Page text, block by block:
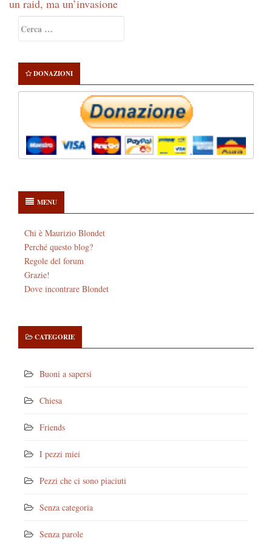
un raid, ma un’invasione
Sidebar
per:
DONAZIONI
MENU
Chi è Maurizio Blondet
Perché questo blog?
Regole del forum
Grazie!
Dove incontrare Blondet
CATEGORIE
Buoni a sapersi
Chiesa
Friends
I pezzi miei
Pezzi che ci sono piaciuti
Senza categoria
Senza parole